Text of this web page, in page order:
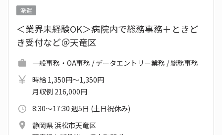
派遣
＜業界未経験OK＞病院内で総務事務＋ときど
き受付など＠天竜区
一般事務・OA事務 / データエントリー業務 / 総務事務
時給 1,350円～1,350円
月収例 216,000円
8:30～17:30 週5日 (土日祝休み)
静岡県 浜松市天竜区